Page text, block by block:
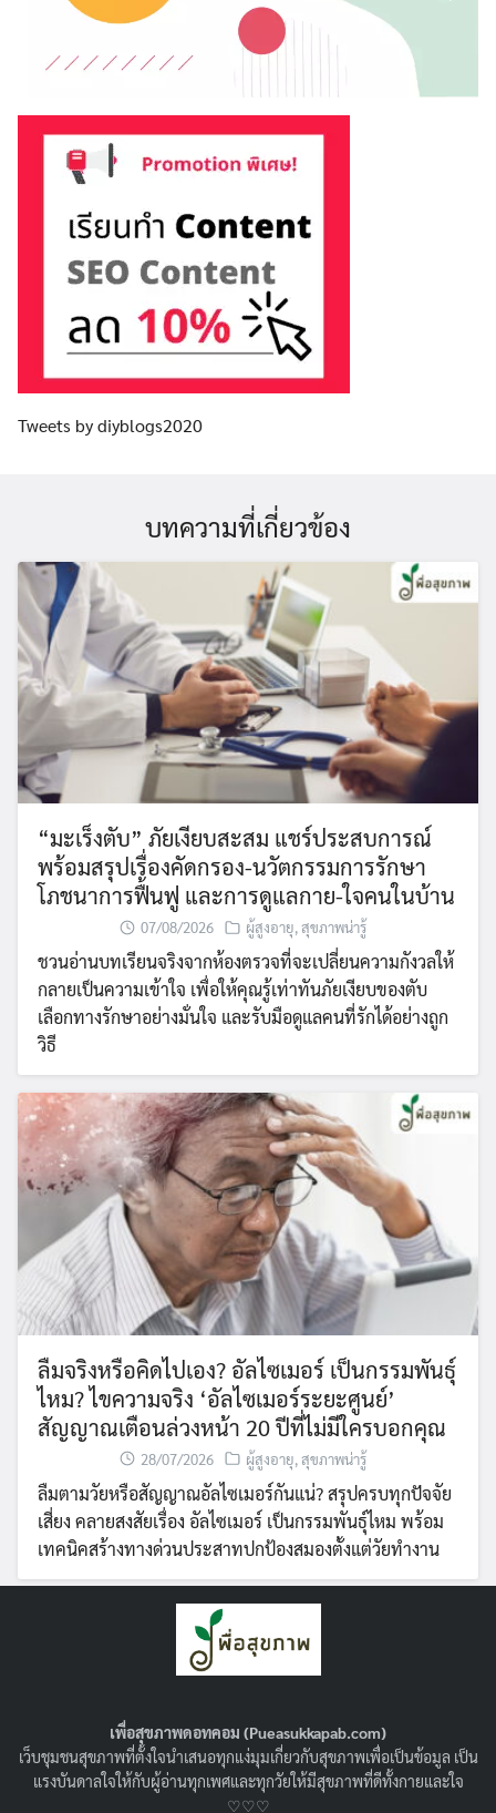
Tweets by diyblogs2020
บทความที่เกี่ยวข้อง
“มะเร็งตับ” ภัยเงียบสะสม แชร์ประสบการณ์
พร้อมสรุปเรื่องคัดกรอง-นวัตกรรมการรักษา
โภชนาการฟื้นฟู และการดูแลกาย-ใจคนในบ้าน
07/08/2026 ผู้สูงอายุ,สุขภาพน่ารู้
ชวนอ่านบทเรียนจริงจากห้องตรวจที่จะเปลี่ยนความกังวลให้
กลายเป็นความเข้าใจ เพื่อให้คุณรู้เท่าทันภัยเงียบของตับ
เลือกทางรักษาอย่างมั่นใจ และรับมือดูแลคนที่รักได้อย่างถูก
วิธี
ลืมจริงหรือคิดไปเอง? อัลไซเมอร์ เป็นกรรมพันธุ์
ไหม? ไขความจริง ‘อัลไซเมอร์ระยะศูนย์’
สัญญาณเตือนล่วงหน้า 20 ปีที่ไม่มีใครบอกคุณ
28/07/2026 ผู้สูงอายุ,สุขภาพน่ารู้
ลืมตามวัยหรือสัญญาณอัลไซเมอร์กันแน่? สรุปครบทุกปัจจัย
เสี่ยง คลายสงสัยเรื่อง อัลไซเมอร์ เป็นกรรมพันธุ์ไหม พร้อม
เทคนิคสร้างทางด่วนประสาทปกป้องสมองตั้งแต่วัยทำงาน
เพื่อสุขภาพดอทคอม (Pueasukkapab.com)
เว็บชุมชนสุขภาพที่ตั้งใจนำเสนอทุกแง่มุมเกี่ยวกับสุขภาพเพื่อเป็นข้อมูล เป็น
แรงบันดาลใจให้กับผู้อ่านทุกเพศและทุกวัยให้มีสุขภาพที่ดีทั้งกายและใจ
♡♡♡